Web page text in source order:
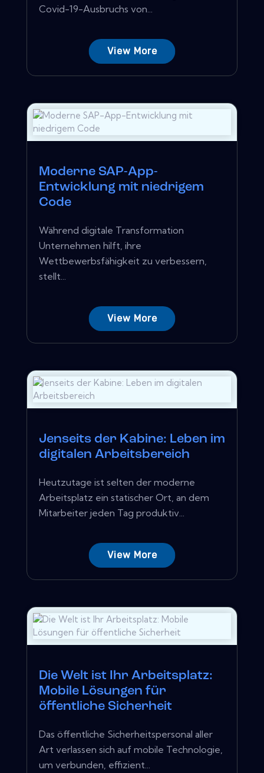
Covid-19-Ausbruchs von...
View More
Moderne SAP-App-
Entwicklung mit niedrigem
Code
Während digitale Transformation
Unternehmen hilft, ihre
Wettbewerbsfähigkeit zu verbessern,
stellt...
View More
Jenseits der Kabine: Leben im
digitalen Arbeitsbereich
Heutzutage ist selten der moderne
Arbeitsplatz ein statischer Ort, an dem
Mitarbeiter jeden Tag produktiv...
View More
Die Welt ist Ihr Arbeitsplatz:
Mobile Lösungen für
öffentliche Sicherheit
Das öffentliche Sicherheitspersonal aller
Art verlassen sich auf mobile Technologie,
um verbunden, effizient...